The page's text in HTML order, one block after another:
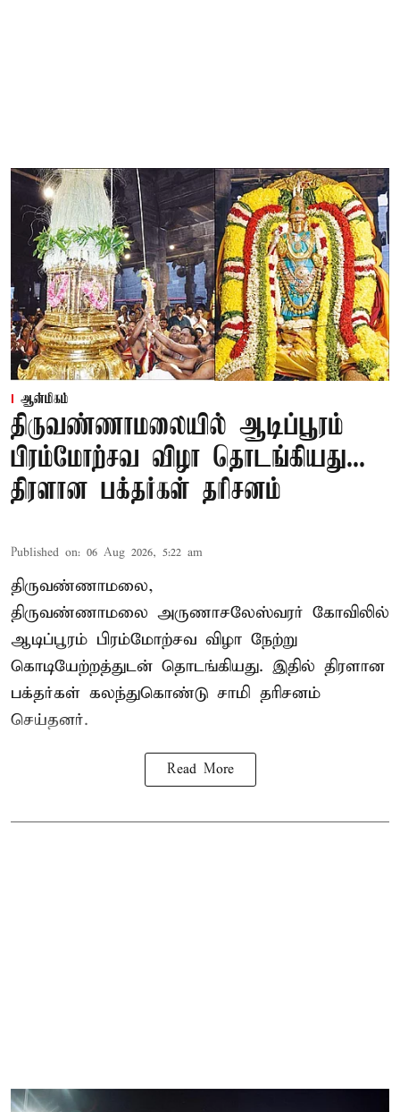
ஆன்மிகம்
திருவண்ணாமலையில் ஆடிப்பூரம்
பிரம்மோற்சவ விழா தொடங்கியது...
திரளான பக்தர்கள் தரிசனம்
Published on: 06 Aug 2026, 5:22 am
திருவண்ணாமலை,
திருவண்ணாமலை அருணாசலேஸ்வரர் கோவிலில்
ஆடிப்பூரம் பிரம்மோற்சவ விழா நேற்று
கொடியேற்றத்துடன் தொடங்கியது. இதில் திரளான
பக்தர்கள் கலந்துகொண்டு சாமி தரிசனம்
செய்தனர்.
Read More